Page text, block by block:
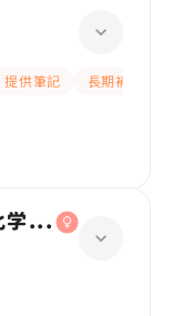
提供筆記
長期補習
(英文卷)